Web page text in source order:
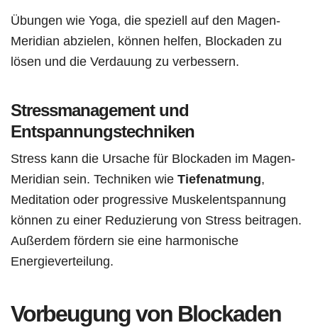
Übungen wie Yoga, die speziell auf den Magen-
Meridian abzielen, können helfen, Blockaden zu
lösen und die Verdauung zu verbessern.
Stressmanagement und
Entspannungstechniken
Stress kann die Ursache für Blockaden im Magen-
Meridian sein. Techniken wie Tiefenatmung,
Meditation oder progressive Muskelentspannung
können zu einer Reduzierung von Stress beitragen.
Außerdem fördern sie eine harmonische
Energieverteilung.
Vorbeugung von Blockaden